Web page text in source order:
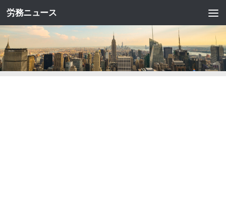
コンテンツへスキップ
労務ニュース